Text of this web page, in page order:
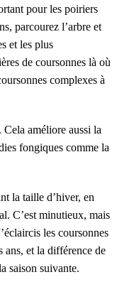
pour les poiriers
parcourez l’arbre et
et les plus
de coursonnes là où
complexes à
améliore aussi la
fongiques comme la
la taille d’hiver, en
C’est minutieux, mais
les coursonnes
et la différence de
saison suivante.